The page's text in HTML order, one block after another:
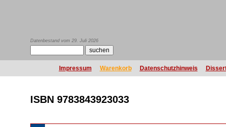
Datenbestand vom 29. Juli 2026
Impressum Warenkorb Datenschutzhinweis
ISBN 9783843923033